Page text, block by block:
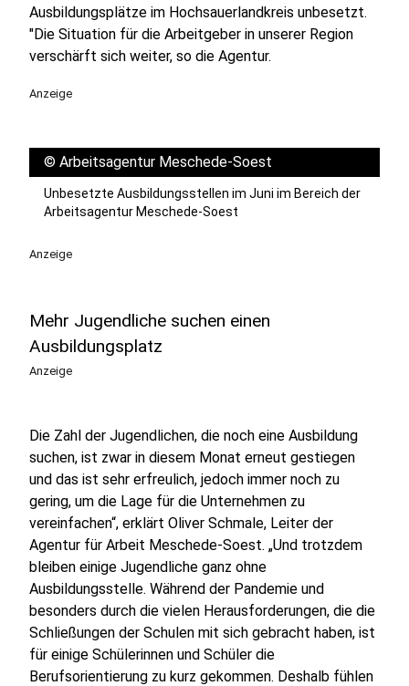
Ausbildungsplätze im Hochsauerlandkreis unbesetzt.
"Die Situation für die Arbeitgeber in unserer Region
verschärft sich weiter, so die Agentur.
Anzeige
© Arbeitsagentur Meschede-Soest
Unbesetzte Ausbildungsstellen im Juni im Bereich der
Arbeitsagentur Meschede-Soest
Anzeige
Mehr Jugendliche suchen einen
Ausbildungsplatz
Anzeige
Die Zahl der Jugendlichen, die noch eine Ausbildung
suchen, ist zwar in diesem Monat erneut gestiegen
und das ist sehr erfreulich, jedoch immer noch zu
gering, um die Lage für die Unternehmen zu
vereinfachen“, erklärt Oliver Schmale, Leiter der
Agentur für Arbeit Meschede-Soest. „Und trotzdem
bleiben einige Jugendliche ganz ohne
Ausbildungsstelle. Während der Pandemie und
besonders durch die vielen Herausforderungen, die die
Schließungen der Schulen mit sich gebracht haben, ist
für einige Schülerinnen und Schüler die
Berufsorientierung zu kurz gekommen. Deshalb fühlen